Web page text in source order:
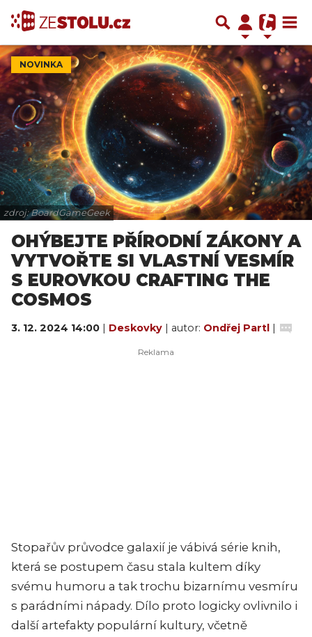
NOVINKA
zdroj: BoardGameGeek
OHÝBEJTE PŘÍRODNÍ ZÁKONY A
VYTVOŘTE SI VLASTNÍ VESMÍR
S EUROVKOU CRAFTING THE
COSMOS
3. 12. 2024 14:00 | Deskovky | autor: Ondřej Partl |
Stopařův průvodce galaxií je vábivá série knih,
která se postupem času stala kultem díky
svému humoru a tak trochu bizarnímu vesmíru
s parádními nápady. Dílo proto logicky ovlivnilo i
další artefakty populární kultury, včetně